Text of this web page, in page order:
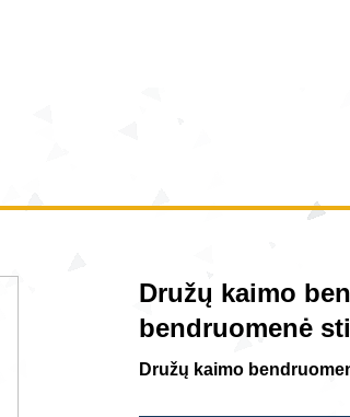
Družų kaimo
bendruomenė
Družų kaimo